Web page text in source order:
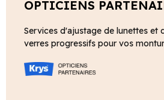
OPTICIENS
Services d'ajustage de lunettes et
verres progressifs pour vos